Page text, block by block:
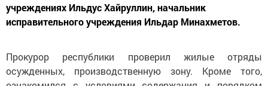
учреждениях Ильдус Хайруллин, начальник
исправительного учреждения Ильдар Минахметов.
Прокурор республики проверил жилые отряды
осужденных, производственную зону. Кроме того,